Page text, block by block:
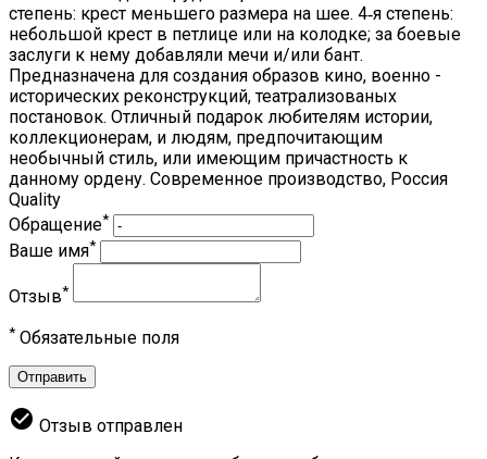
степень: крест меньшего размера на шее. 4‑я степень:
небольшой крест в петлице или на колодке; за боевые
заслуги к нему добавляли мечи и/или бант.
Предназначена для создания образов кино, военно -
исторических реконструкций, театрализованых
постановок. Отличный подарок любителям истории,
коллекционерам, и людям, предпочитающим
необычный стиль, или имеющим причастность к
данному ордену. Современное производство, Россия
Quality
Обращение*
Ваше имя*
Отзыв*
* Обязательные поля
Отправить
check_circle Отзыв отправлен